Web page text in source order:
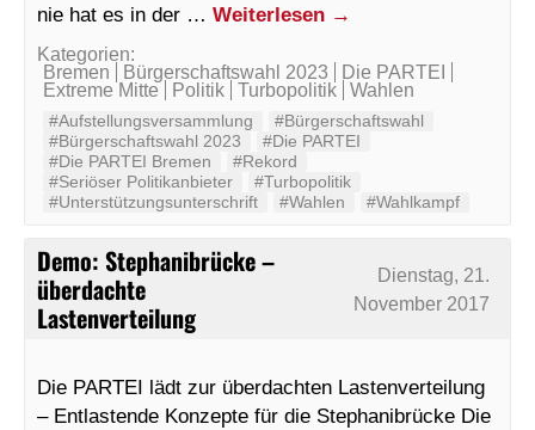
nie hat es in der … Weiterlesen →
Kategorien:
Bremen
Bürgerschaftswahl 2023
Die PARTEI
Extreme Mitte
Politik Turbopolitik Wahlen
#Aufstellungsversammlung
#Bürgerschaftswahl
#Bürgerschaftswahl 2023
#Die PARTEI
#Die PARTEI Bremen
#Rekord
#Seriöser Politikanbieter
#Turbopolitik
#Unterstützungsunterschrift
#Wahlen #Wahlkampf
Demo: Stephanibrücke –
überdachte
Lastenverteilung
Dienstag, 21.
November 2017
Die PARTEI lädt zur überdachten Lastenverteilung
– Entlastende Konzepte für die Stephanibrücke Die